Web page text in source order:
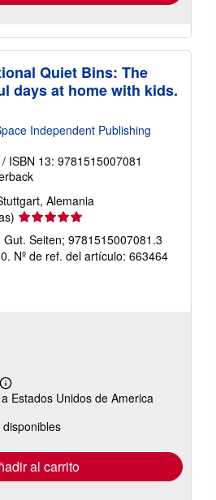
Quiet Bins: The
days at home with kids.
Independent Publishing
/ ISBN 13: 9781515007081
Alemania
Calificación
del
vendedor:
5
Seiten; 9781515007081.3
Nº de ref. del artículo: 663464
Más
información
las
tarifas
envío
Estados Unidos de America
al carrito